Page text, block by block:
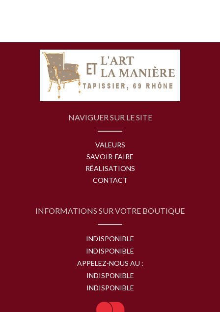
NAVIGUER SUR LE SITE
VALEURS
SAVOIR-FAIRE
RÉALISATIONS
CONTACT
INFORMATIONS SUR VOTRE BOUTIQUE
INDISPONIBLE
INDISPONIBLE
APPELEZ-NOUS AU :
INDISPONIBLE
INDISPONIBLE